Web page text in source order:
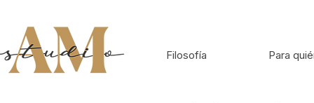
Filosofía Para